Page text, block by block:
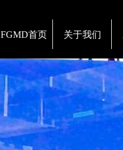
FGMD首页 关于我们